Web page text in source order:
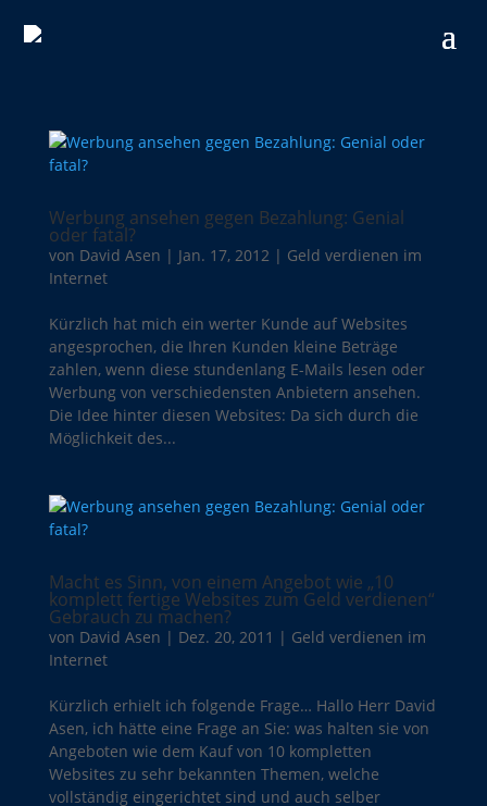
Werbung ansehen gegen Bezahlung: Genial
oder fatal?
von David Asen | Jan. 17, 2012| Geld verdienen im
Internet
Kürzlich hat mich ein werter Kunde auf Websites
angesprochen, die Ihren Kunden kleine Beträge
zahlen, wenn diese stundenlang E-Mails lesen oder
Werbung von verschiedensten Anbietern ansehen.
Die Idee hinter diesen Websites: Da sich durch die
Möglichkeit des...
Macht es Sinn, von einem Angebot wie „10
komplett fertige Websites zum Geld verdienen“
Gebrauch zu machen?
von David Asen | Dez. 20, 2011 | Geld verdienen im
Internet
Kürzlich erhielt ich folgende Frage… Hallo Herr David
Asen, ich hätte eine Frage an Sie: was halten sie von
Angeboten wie dem Kauf von 10 kompletten
Websites zu sehr bekannten Themen, welche
vollständig eingerichtet sind und auch selber